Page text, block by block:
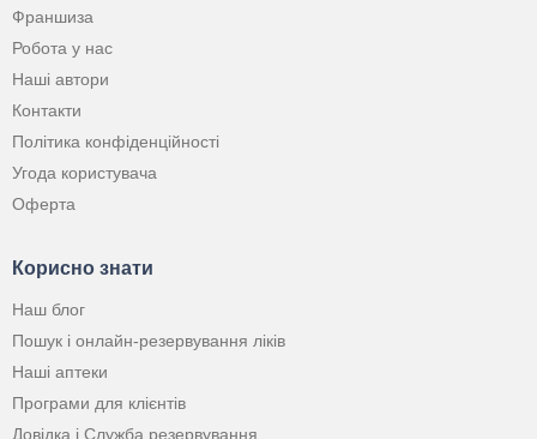
Франшиза
Робота у нас
Наші автори
Контакти
Політика конфіденційності
Угода користувача
Оферта
Корисно знати
Наш блог
Пошук і онлайн-резервування ліків
Наші аптеки
Програми для клієнтів
Довідка і Служба резервування